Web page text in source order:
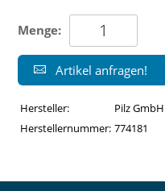
Menge:
Artikel anfragen!
Hersteller:
Pilz GmbH
Herstellernummer: 774181